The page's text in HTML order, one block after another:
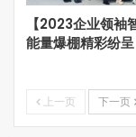
说到林业管理，
家林业局。据说
想找对口的联邦
业部或林业局，
UBC大学林学院
【2023企业领袖
能量爆棚精彩纷呈
上一页 下一页